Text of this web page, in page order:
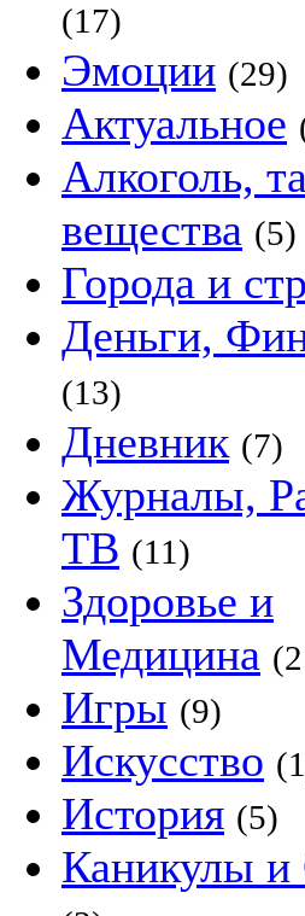
(17)
Эмоции (29)
Актуальное
Алкоголь,
вещества (5)
Города и
Деньги,
(13)
Дневник (7)
Журналы,
ТВ (11)
Здоровье и
Медицина
Игры (9)
Искусство
История (5)
Каникулы и